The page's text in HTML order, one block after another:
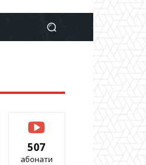
507
абонати